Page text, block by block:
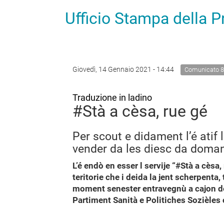
Ufficio Stampa della
Giovedì, 14 Gennaio 2021 - 14:44 Comunicato
Traduzione in ladino
#Stà a cèsa, rue gé
Per scout e didament l’é
vender da les diesc da
L’é endò en esser l servije “#Stà a
teritorie che i deida la jent
moment senester entravegnù a cajon
Partiment Sanità e Politiches